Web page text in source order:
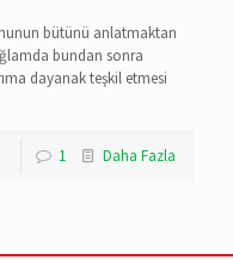
bütünü anlatmaktan
bundan sonra
dayanak teşkil etmesi
1 Daha Fazla